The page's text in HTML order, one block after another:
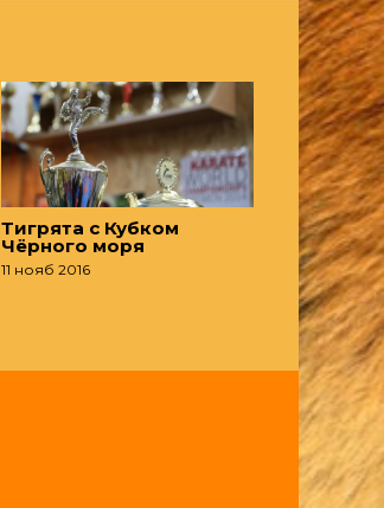
Тигрята с Кубком
Чёрного моря
11 нояб 2016